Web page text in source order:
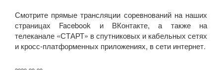
Смотрите прямые трансляции соревнований на наших
страницах Facebook и ВКонтакте, а также на
телеканале «СТАРТ» в спутниковых и кабельных сетях
и кросс-платформенных приложениях, в сети интернет.